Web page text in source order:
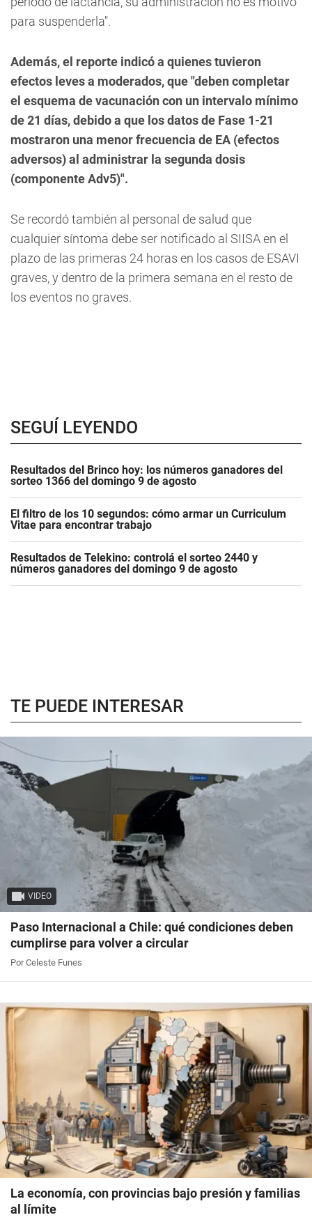
para suspenderla".
Además, el reporte indicó a quienes tuvieron
efectos leves a moderados, que "deben completar
el esquema de vacunación con un intervalo mínimo
de 21 días, debido a que los datos de Fase 1-21
mostraron una menor frecuencia de EA (efectos
adversos) al administrar la segunda dosis
(componente Adv5)".
Se recordó también al personal de salud que
cualquier síntoma debe ser notificado al SIISA en el
plazo de las primeras 24 horas en los casos de ESAVI
graves, y dentro de la primera semana en el resto de
los eventos no graves.
SEGUÍ LEYENDO
Resultados del Brinco hoy: los números ganadores del
sorteo 1366 del domingo 9 de agosto
El filtro de los 10 segundos: cómo armar un Curriculum
Vitae para encontrar trabajo
Resultados de Telekino: controlá el sorteo 2440 y
números ganadores del domingo 9 de agosto
TE PUEDE INTERESAR
VIDEO
Paso Internacional a Chile: qué condiciones deben
cumplirse para volver a circular
Por Celeste Funes
La economía, con provincias bajo presión y familias
al límite